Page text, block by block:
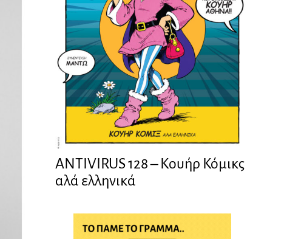
ANTIVIRUS 128 – Kουήρ Κόμικς
αλά ελληνικά